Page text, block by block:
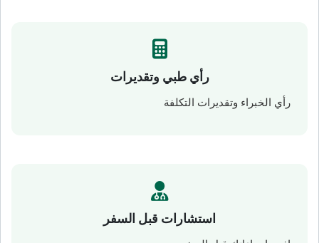
رأي طبي وتقديرات
رأي الخبراء وتقديرات التكلفة
استشارات قبل السفر